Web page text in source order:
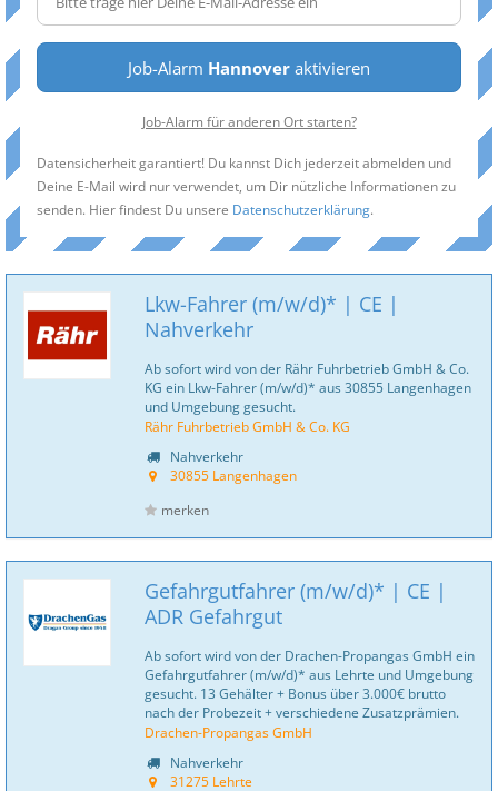
Job-Alarm Hannover aktivieren
Job-Alarm für anderen Ort starten?
Datensicherheit garantiert! Du kannst Dich jederzeit abmelden und
Deine E-Mail wird nur verwendet, um Dir nützliche Informationen zu
senden. Hier findest Du unsere Datenschutzerklärung.
Lkw-Fahrer (m/w/d)* | CE |
Nahverkehr
Ab sofort wird von der Rähr Fuhrbetrieb GmbH & Co.
KG ein Lkw-Fahrer (m/w/d)* aus 30855 Langenhagen
und Umgebung gesucht.
Rähr Fuhrbetrieb GmbH & Co. KG
Nahverkehr
30855 Langenhagen
merken
Gefahrgutfahrer (m/w/d)* | CE |
ADR Gefahrgut
Ab sofort wird von der Drachen-Propangas GmbH ein
Gefahrgutfahrer (m/w/d)* aus Lehrte und Umgebung
gesucht. 13 Gehälter + Bonus über 3.000€ brutto
nach der Probezeit + verschiedene Zusatzprämien.
Drachen-Propangas GmbH
Nahverkehr
31275 Lehrte